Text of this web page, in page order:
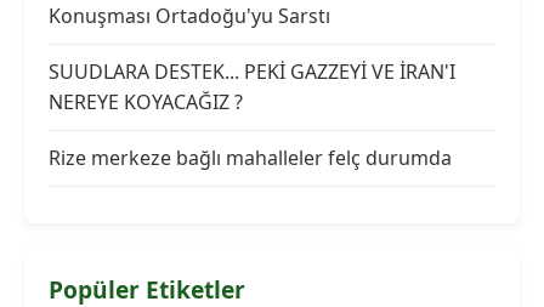
Konuşması Ortadoğu'yu Sarstı
SUUDLARA DESTEK... PEKİ GAZZEYİ VE İRAN'I
NEREYE KOYACAĞIZ ?
Rize merkeze bağlı mahalleler felç durumda
Popüler Etiketler